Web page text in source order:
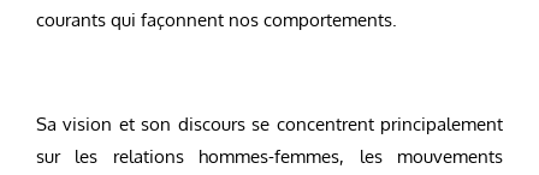
courants qui façonnent nos comportements.
Sa vision et son discours se concentrent principalement
sur les relations hommes-femmes, les mouvements